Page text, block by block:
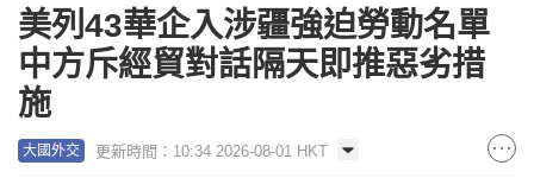
美列43華企入涉疆強迫勞動名單
中方斥經貿對話隔天即推惡劣措
施
大國外交 更新時間：10:34 2026-08-01 HKT